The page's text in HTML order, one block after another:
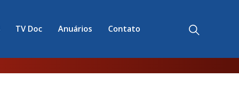
TV Doc Anuários Contato